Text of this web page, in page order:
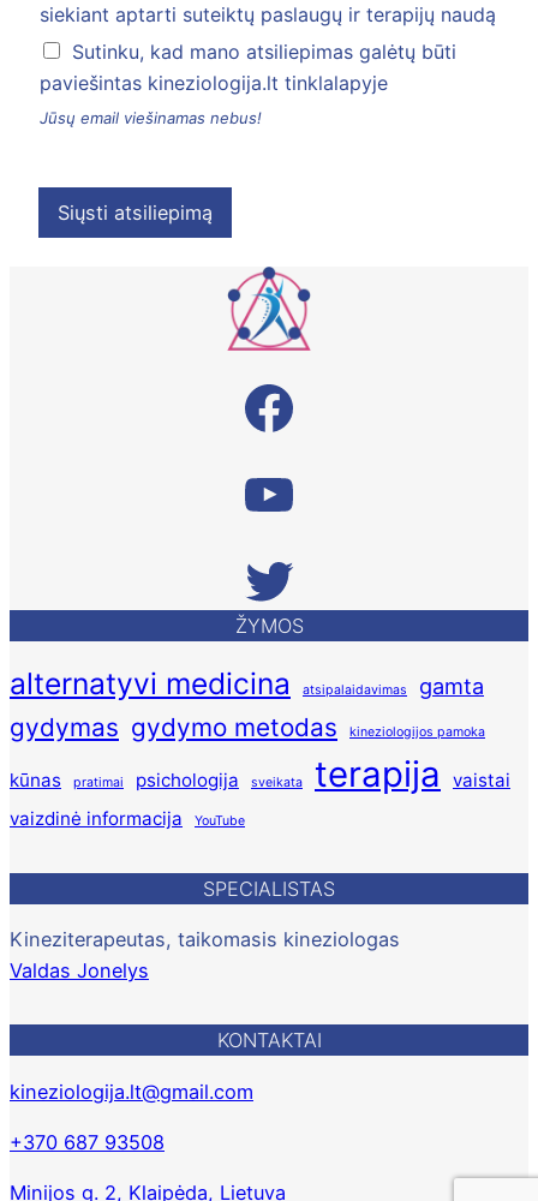
siekiant aptarti suteiktų paslaugų ir terapijų naudą
Sutinku, kad mano atsiliepimas galėtų būti
paviešintas kineziologija.lt tinklalapyje
Jūsų email viešinamas nebus!
Siųsti atsiliepimą
Facebook
Taikomosios kineziologijos vaizdinė informacija YouTube
Twitter
ŽYMOS
alternatyvi medicina atsipalaidavimas gamta
gydymas gydymo metodas kineziologijos pamoka
kūnas pratimai psichologija sveikata terapija
vaistai
vaizdinė informacija
YouTube
SPECIALISTAS
Kineziterapeutas, taikomasis kineziologas
Valdas Jonelys
KONTAKTAI
kineziologija.lt@gmail.com
+370 687 93508
Minijos g. 2, Klaipėda, Lietuva